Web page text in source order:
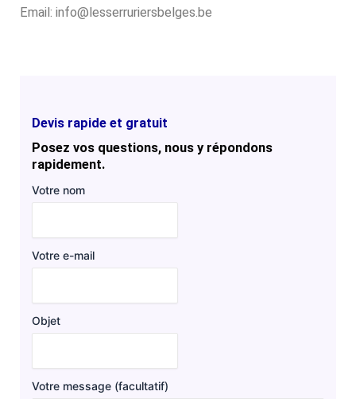
Email: info@lesserruriersbelges.be
Devis rapide et gratuit
Posez vos questions, nous y répondons
rapidement.
Votre nom
Votre e-mail
Objet
Votre message (facultatif)